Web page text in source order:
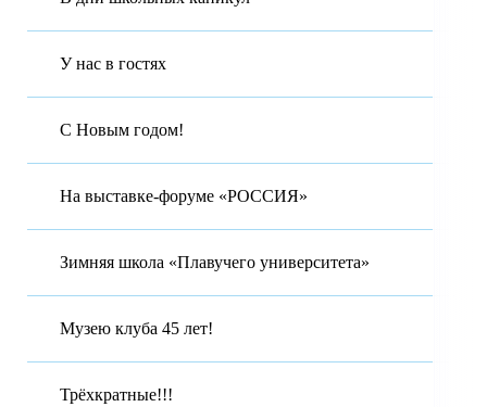
У нас в гостях
С Новым годом!
На выставке-форуме «РОССИЯ»
Зимняя школа «Плавучего университета»
Музею клуба 45 лет!
Трёхкратные!!!